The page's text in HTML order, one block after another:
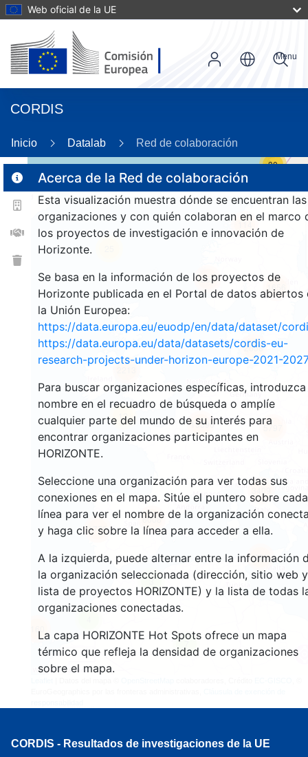
Web oficial de la UE
CORDIS
Menu
Inicio Datalab Red de colaboración
Acerca de la Red de colaboración
Esta visualización muestra dónde se encuentran las
organizaciones y con quién colaboran en el marco
los proyectos de investigación e innovación de
Horizonte.
Se basa en la información de los proyectos de
Horizonte publicada en el Portal de datos abiertos
la Unión Europea:
https://data.europa.eu/euodp/en/data/dataset/
https://data.europa.eu/data/datasets/cordis-eu-
research-projects-under-horizon-europe-2021-2027
Para buscar organizaciones específicas, introduzca
nombre en el recuadro de búsqueda o amplíe
cualquier parte del mundo de su interés para
encontrar organizaciones participantes en
HORIZONTE.
Seleccione una organización para ver todas sus
conexiones en el mapa. Sitúe el puntero sobre cada
línea para ver el nombre de la organización
y haga clic sobre la línea para acceder a ella.
A la izquierda, puede alternar entre la información
la organización seleccionada (dirección, sitio web y
lista de proyectos HORIZONTE) y la lista de todas
organizaciones conectadas.
La capa HORIZONTE Hot Spots ofrece un mapa
térmico que refleja la densidad de organizaciones
sobre el mapa.
7
160
30
12
114
257
1656
2658
5797
3
481
1770
19390
6008
CORDIS - Resultados de investigaciones de la UE